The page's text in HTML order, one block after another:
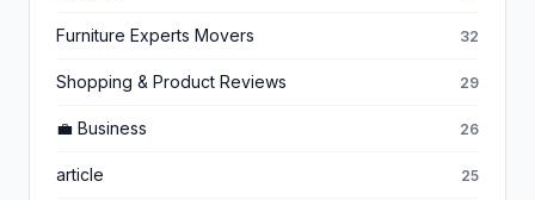
Furniture Experts Movers 32
Shopping & Product Reviews 29
💼 Business 26
article 25